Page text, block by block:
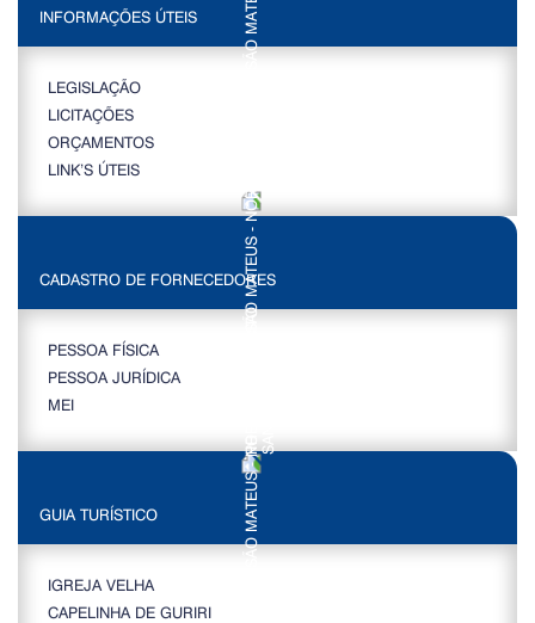
INFORMAÇÕES ÚTEIS
LEGISLAÇÃO
LICITAÇÕES
ORÇAMENTOS
LINK’S ÚTEIS
CADASTRO DE FORNECEDORES
PESSOA FÍSICA
PESSOA JURÍDICA
MEI
GUIA TURÍSTICO
IGREJA VELHA
CAPELINHA DE GURIRI